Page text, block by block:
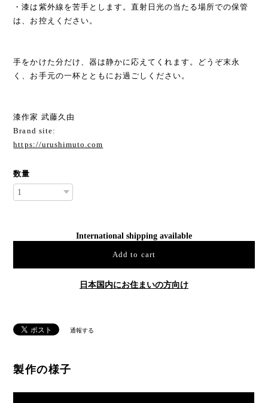
・漆は紫外線を苦手とします。直射日光の当たる場所での保管
は、お控えください。
手をかけた分だけ、器は静かに応えてくれます。どうぞ末永
く、お手元の一杯とともにお過ごしください。
漆作家 武藤久由
Brand site:
https://urushimuto.com
数量
International shipping available
Add to cart
日本国内にお住まいの方向け
通報する
製作の様子